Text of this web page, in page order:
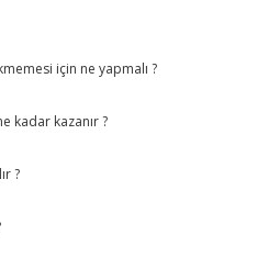
için ne yapmalı ?
kadar kazanır ?
?